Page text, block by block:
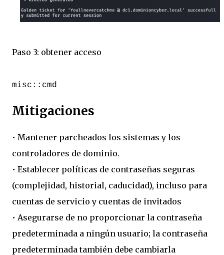
Paso 3: obtener acceso
misc::cmd
Mitigaciones
• Mantener parcheados los sistemas y los
controladores de dominio.
• Establecer políticas de contraseñas seguras
(complejidad, historial, caducidad), incluso para
cuentas de servicio y cuentas de invitados
• Asegurarse de no proporcionar la contraseña
predeterminada a ningún usuario; la contraseña
predeterminada también debe cambiarla